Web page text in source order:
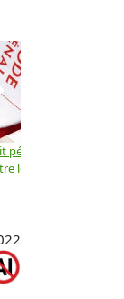
pénal: Les crimes et
les biens